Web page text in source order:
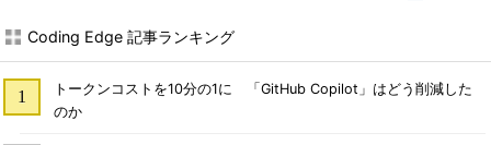
Coding Edge 記事ランキング
トークンコストを10分の1に 「GitHub Copilot」はどう削減した
のか